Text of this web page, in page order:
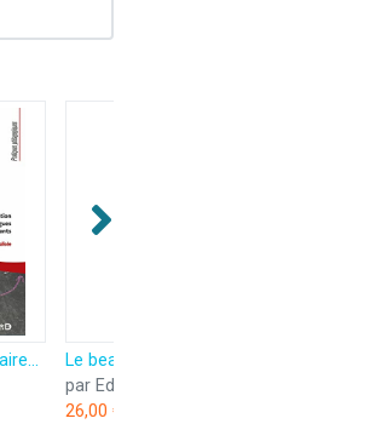
Des difficultés scolaires aux ressources de l'école: Un modèle de consultation systémique pour psychologues et enseignants
par Editions L'Harmattan
26,00 €